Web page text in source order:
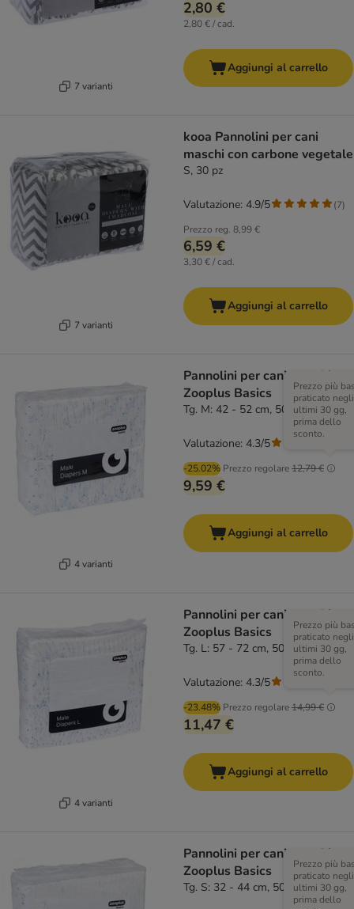
7 varianti
2,80 €
2,80 € / cad.
Aggiungi al carrello
7 varianti
kooa Pannolini per cani
maschi con carbone vegetale
S, 30 pz
Prezzo reg. 8,99 €
6,59 €
3,30 € / cad.
Valutazione: 4.9/5 (7)
Aggiungi al carrello
4 varianti
Pannolini per cani maschi
Zooplus Basics
Tg. M: 42 - 52 cm, 50 pz
-25.02% Prezzo regolare12,79 €
Prezzo più
praticato negli
ultimi 30 gg,
prima dello
sconto.
9,59 €
Valutazione: 4.3/5
Aggiungi al carrello
4 varianti
Pannolini per cani maschi
Zooplus Basics
Tg. L: 57 - 72 cm, 50 pz
-23.48% Prezzo regolare14,99 €
Prezzo più
praticato negli
ultimi 30 gg,
prima dello
sconto.
11,47 €
Valutazione: 4.3/5
Aggiungi al carrello
Pannolini per cani maschi
Zooplus Basics
Tg. S: 32 - 44 cm, 50 pz
Prezzo più
praticato negli
ultimi 30 gg,
prima dello